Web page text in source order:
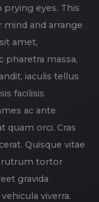
eyes. This
and arrange
amet,
pharetra massa,
iaculis tellus
facilisis
ac ante
quam orci. Cras
Quisque vitae
rutrum tortor
gravida
viverra.